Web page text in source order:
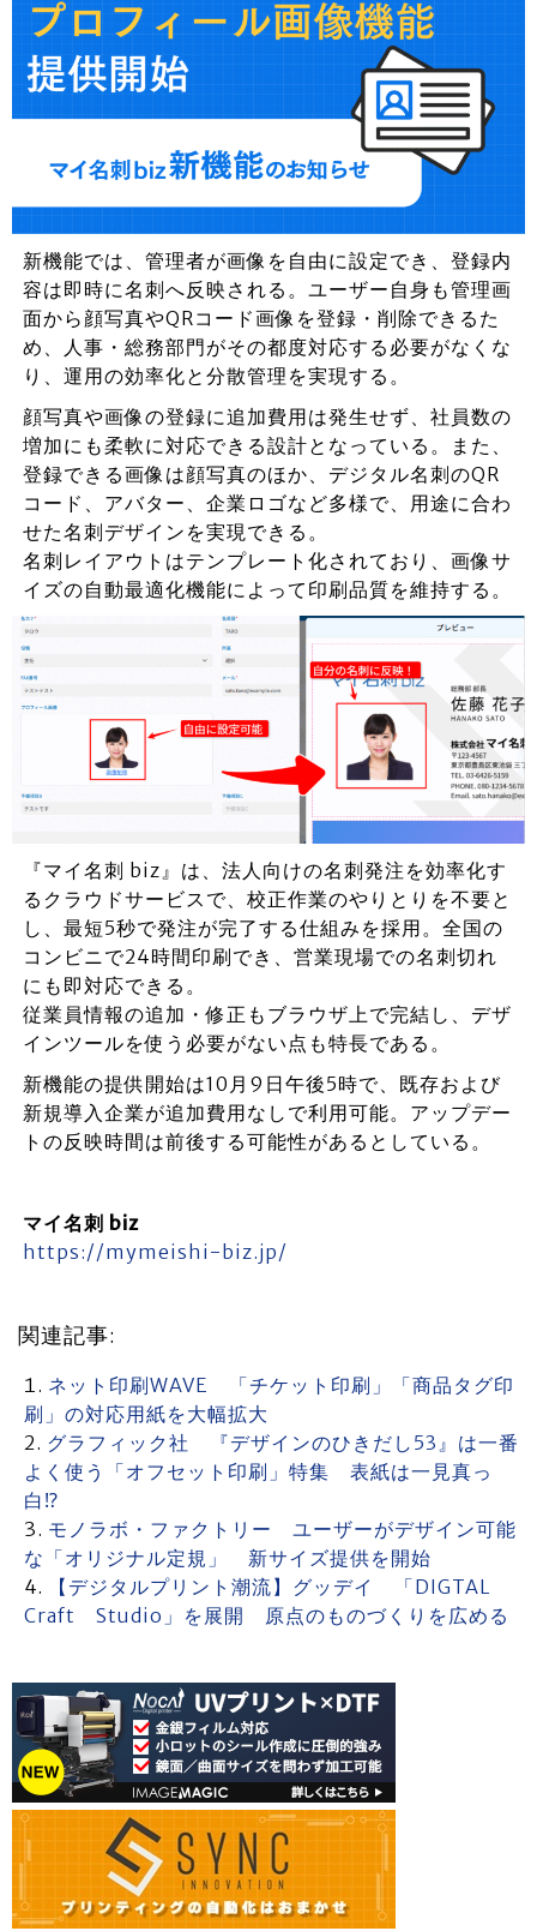
新機能では、管理者が画像を自由に設定でき、登録内
容は即時に名刺へ反映される。ユーザー自身も管理画
面から顔写真やQRコード画像を登録・削除できるた
め、人事・総務部門がその都度対応する必要がなくな
り、運用の効率化と分散管理を実現する。
顔写真や画像の登録に追加費用は発生せず、社員数の
増加にも柔軟に対応できる設計となっている。また、
登録できる画像は顔写真のほか、デジタル名刺のQR
コード、アバター、企業ロゴなど多様で、用途に合わ
せた名刺デザインを実現できる。
名刺レイアウトはテンプレート化されており、画像サ
イズの自動最適化機能によって印刷品質を維持する。
『マイ名刺 biz』は、法人向けの名刺発注を効率化す
るクラウドサービスで、校正作業のやりとりを不要と
し、最短5秒で発注が完了する仕組みを採用。全国の
コンビニで24時間印刷でき、営業現場での名刺切れ
にも即対応できる。
従業員情報の追加・修正もブラウザ上で完結し、デザ
インツールを使う必要がない点も特長である。
新機能の提供開始は10月9日午後5時で、既存および
新規導入企業が追加費用なしで利用可能。アップデー
トの反映時間は前後する可能性があるとしている。
マイ名刺 biz
https://mymeishi-biz.jp/
関連記事:
ネット印刷WAVE 「チケット印刷」「商品タグ印
刷」の対応用紙を大幅拡大
グラフィック社 『デザインのひきだし53』は一番
よく使う「オフセット印刷」特集 表紙は一見真っ
白⁉
モノラボ・ファクトリー ユーザーがデザイン可能
な「オリジナル定規」 新サイズ提供を開始
【デジタルプリント潮流】グッデイ 「DIGTAL
Craft Studio」を展開 原点のものづくりを広める